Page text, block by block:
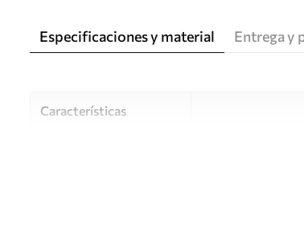
Especificaciones y material Entrega y
Características
Estudio de